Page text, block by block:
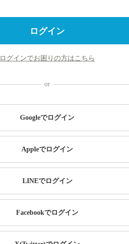
ログイン
ログインでお困りの方はこちら
Googleでログイン
Appleでログイン
LINEでログイン
Facebookでログイン